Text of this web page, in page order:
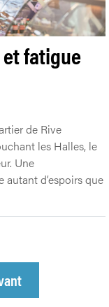
fatigue
de Rive
les Halles, le
Une
d’espoirs que